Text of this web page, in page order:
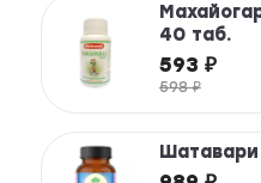
40 таб.
593 ₽
598₽